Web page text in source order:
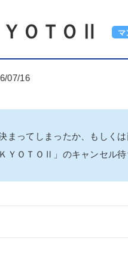
マ
ＯＴＯⅡ
07/16
まってしまったか、もしくは
ＹＯＴＯⅡ」のキャンセル待